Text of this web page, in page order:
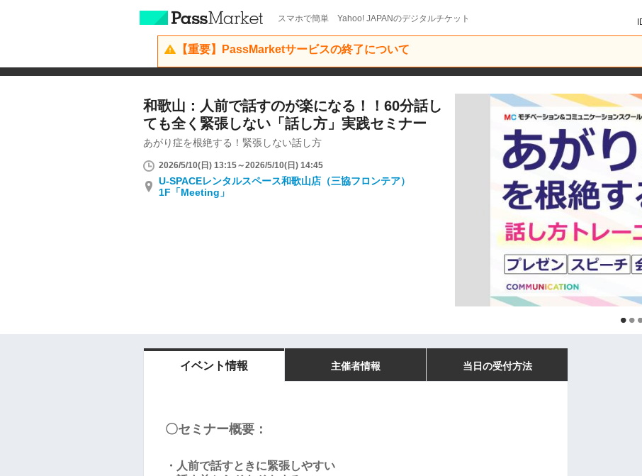
スマホで簡単 Yahoo! JAPANのデジタルチケット
【重要】PassMarketサービスの終了について
和歌山：人前で話すのが楽になる！！60分話し
ても全く緊張しない「話し方」実践セミナー
あがり症を根絶する！緊張しない話し方
2026/5/10(日) 13:15～2026/5/10(日) 14:45
U-SPACEレンタルスペース和歌山店（三協フロンテア）
1F「Meeting」
イベント情報 主催者情報 当日の受付方法
〇セミナー概要：
・人前で話すときに緊張しやすい